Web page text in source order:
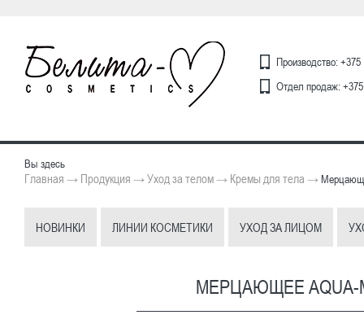
Производство:
Отдел продаж:
Вы здесь
Главная → Продукция →Уход за телом→ Кремы для тела →
НОВИНКИ ЛИНИИ КОСМЕТИКИ УХОД ЗА ЛИЦОМ
МЕРЦАЮЩЕЕ